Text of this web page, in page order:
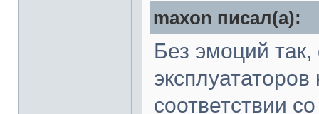
maxon писал(а):
Без эмоций
соответствии